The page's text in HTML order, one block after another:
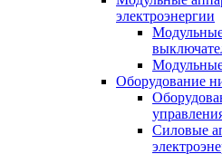
электроэнергии
Оборудование
Силовые